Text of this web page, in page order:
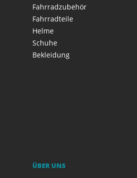
Fahrradzubehör
Fahrradteile
Helme
Schuhe
Bekleidung
ÜBER UNS